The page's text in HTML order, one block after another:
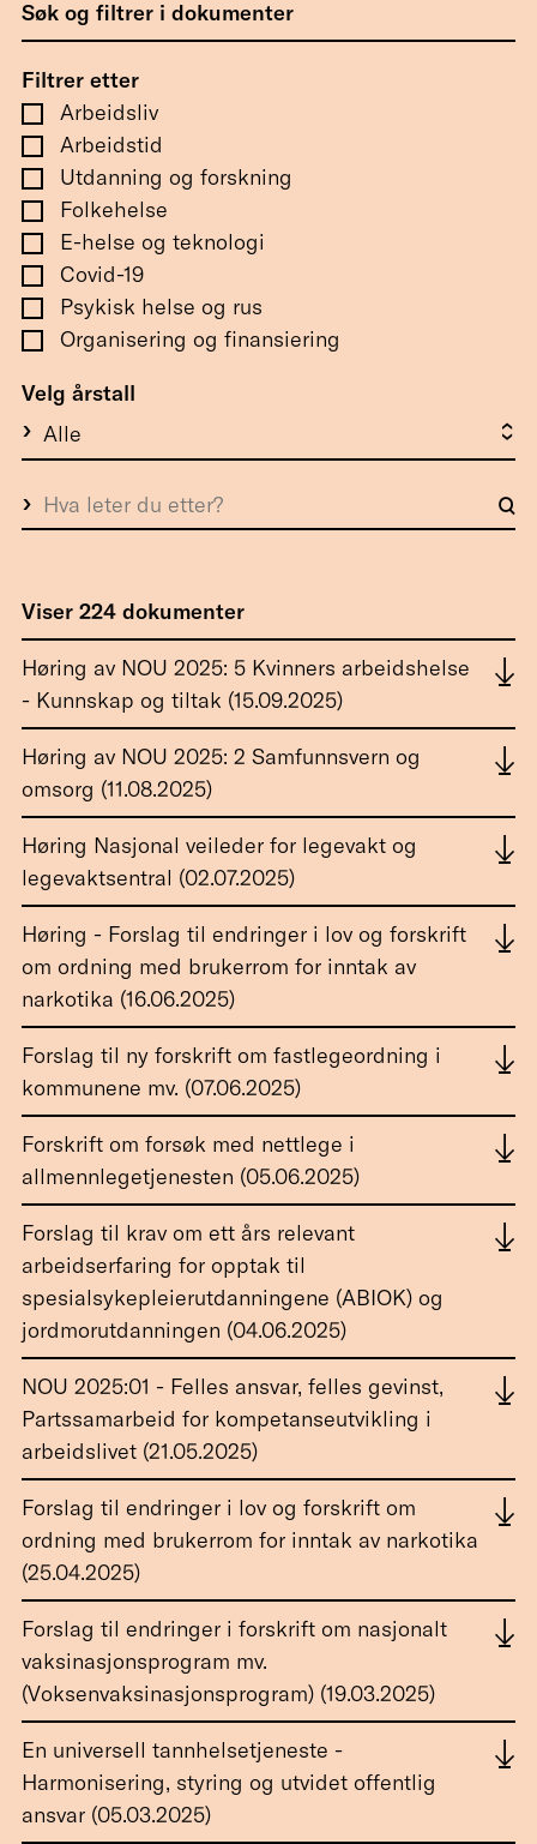
Søk og filtrer i dokumenter
Filtrer etter
Arbeidsliv
Arbeidstid
Utdanning og forskning
Folkehelse
E-helse og teknologi
Covid-19
Psykisk helse og rus
Organisering og finansiering
Velg årstall
Viser 224 dokumenter
Høring av NOU 2025: 5 Kvinners arbeidshelse
- Kunnskap og tiltak (15.09.2025)
Høring av NOU 2025: 2 Samfunnsvern og
omsorg (11.08.2025)
Høring Nasjonal veileder for legevakt og
legevaktsentral (02.07.2025)
Høring - Forslag til endringer i lov og forskrift
om ordning med brukerrom for inntak av
narkotika (16.06.2025)
Forslag til ny forskrift om fastlegeordning i
kommunene mv. (07.06.2025)
Forskrift om forsøk med nettlege i
allmennlegetjenesten (05.06.2025)
Forslag til krav om ett års relevant
arbeidserfaring for opptak til
spesialsykepleierutdanningene (ABIOK) og
jordmorutdanningen (04.06.2025)
NOU 2025:01 - Felles ansvar, felles gevinst,
Partssamarbeid for kompetanseutvikling i
arbeidslivet (21.05.2025)
Forslag til endringer i lov og forskrift om
ordning med brukerrom for inntak av narkotika
(25.04.2025)
Forslag til endringer i forskrift om nasjonalt
vaksinasjonsprogram mv.
(Voksenvaksinasjonsprogram) (19.03.2025)
En universell tannhelsetjeneste -
Harmonisering, styring og utvidet offentlig
ansvar (05.03.2025)